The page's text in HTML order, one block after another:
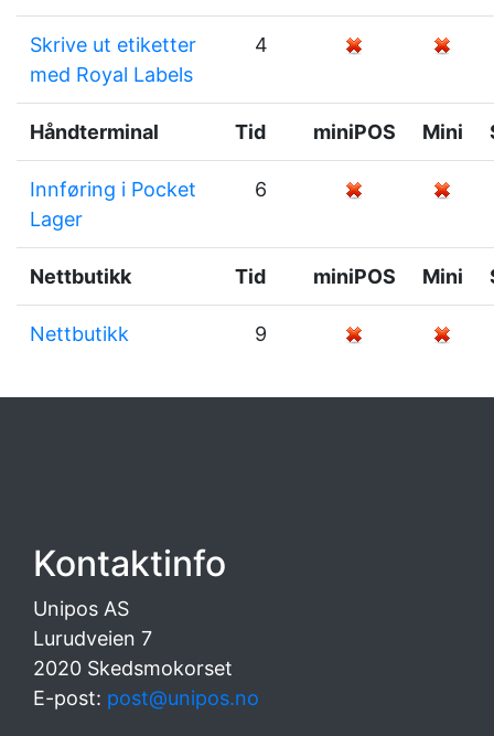
Skrive ut etiketter
med Royal Labels
4
Håndterminal Tid miniPOS Mini
Innføring i Pocket
Lager
6
Nettbutikk Tid miniPOS Mini
Nettbutikk 9
Kontaktinfo
Unipos AS
Lurudveien 7
2020 Skedsmokorset
E-post: post@unipos.no